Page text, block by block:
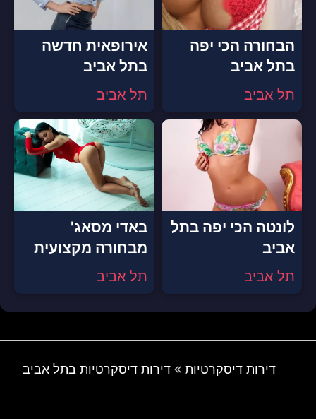
הבחורה הכי יפה
בתל אביב
תל אביב
אירופאית חדשה
בתל אביב
תל אביב
לונטה הכי יפה בתל
אביב
תל אביב
באדי מסאג'
מבחורה מקצועית
תל אביב
דירות דיסקרטיות דירות דיסקרטיות בתל אביב